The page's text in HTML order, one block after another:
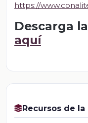
https://
Descarga
aquí
Recursos de